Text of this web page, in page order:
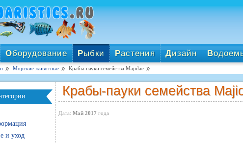
Оборудование Рыбки Растения Дизайн В
Морские животные Крабы-пауки семейства Majidae
и уход
Крабы-пауки семейства
Дата: Май 2017 года